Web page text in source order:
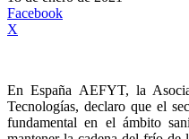
Facebook
X
En España AEFYT, la
Tecnologías, declaro que el
fundamental en el ámbito